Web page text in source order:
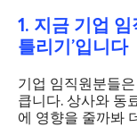
1. 지금 기업
틀리기’입니다
기업 임직원분들
큽니다. 상사와 동
에 영향을 줄까봐